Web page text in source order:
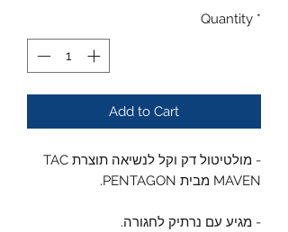
Quantity *
Add to Cart
- מולטיטול דק וקל לנשיאה תוצרת TAC
MAVEN מבית PENTAGON.
- מגיע עם נרתיק לחגורה.